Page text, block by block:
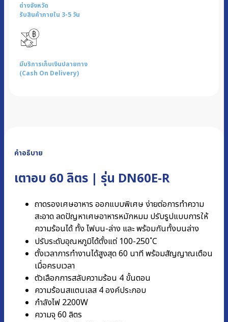
ต่างจังหวัด
รับสินค้าภายใน 3-5 วัน
มีบริการเก็บเงินปลายทาง
(Cash On Delivery)
คำอธิบาย
เตาอบ 60 ลิตร | รุ่น DN60E-R
ถาดรองเศษอาหาร ออกแบบพิเศษ ง่ายต่อการทำความ
สะอาด ลดปัญหาเศษอาหารหมักหมม ปรับรูปแบบการให้
ความร้อนได้ ทั้ง ไฟบน-ล่าง และ พร้อมกันทั้งบนล่าง
ปรับระดับอุณหภูมิได้ตั้งแต่ 100-250 ํC
ตั้งเวลาการทำงานได้สูงสุด 60 นาที พร้อมสัญญาณเตือน
เมื่อครบเวลา
ตัวเลือกการสลับความร้อน 4 ขั้นตอน
ความร้อนสแตนเลส 4 องค์ประกอบ
กำลังไฟ 2200W
ความจุ 60 ลิตร